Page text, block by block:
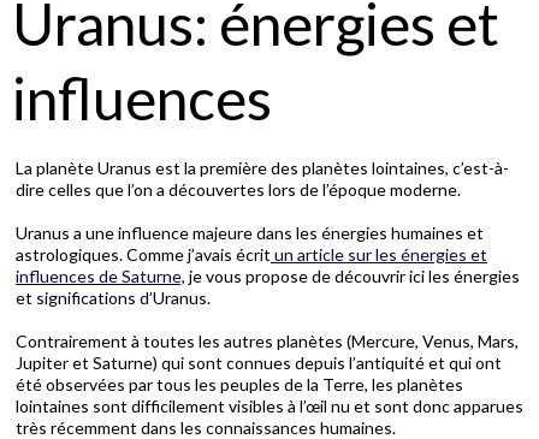
Uranus: énergies et
influences
La planète Uranus est la première des planètes lointaines, c’est-à-
dire celles que l’on a découvertes lors de l’époque moderne.
Uranus a une influence majeure dans les énergies humaines et
astrologiques. Comme j’avais écrit un article sur les énergies et
influences de Saturne, je vous propose de découvrir ici les énergies
et significations d’Uranus.
Contrairement à toutes les autres planètes (Mercure, Venus, Mars,
Jupiter et Saturne) qui sont connues depuis l’antiquité et qui ont
été observées par tous les peuples de la Terre, les planètes
lointaines sont difficilement visibles à l’œil nu et sont donc apparues
très récemment dans les connaissances humaines.